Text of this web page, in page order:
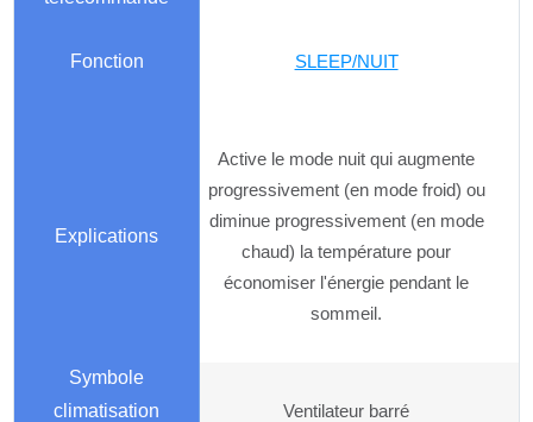
SLEEP/NUIT
Active le mode nuit qui augmente
progressivement (en mode froid) ou
diminue progressivement (en mode
chaud) la température pour
économiser l'énergie pendant le
sommeil.
Ventilateur barré